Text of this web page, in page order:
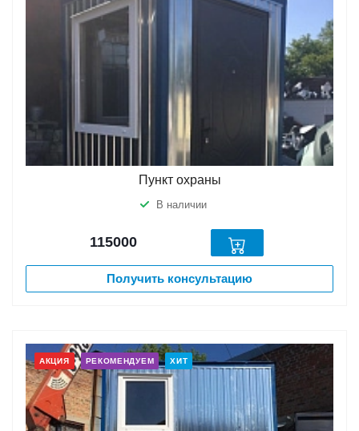
Пункт охраны
В наличии
115000
Получить консультацию
АКЦИЯ РЕКОМЕНДУЕМ ХИТ